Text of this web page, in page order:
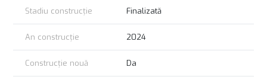
Stadiu construcție Finalizată
An construcție 2024
Construcție nouă Da